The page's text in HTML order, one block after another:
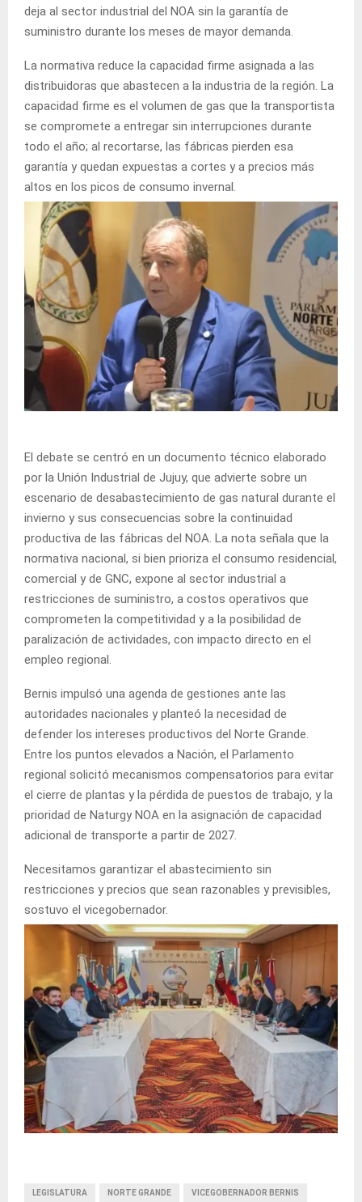
deja al sector industrial del NOA sin la garantía de
suministro durante los meses de mayor demanda.
La normativa reduce la capacidad firme asignada a las
distribuidoras que abastecen a la industria de la región. La
capacidad firme es el volumen de gas que la transportista
se compromete a entregar sin interrupciones durante
todo el año; al recortarse, las fábricas pierden esa
garantía y quedan expuestas a cortes y a precios más
altos en los picos de consumo invernal.
El debate se centró en un documento técnico elaborado
por la Unión Industrial de Jujuy, que advierte sobre un
escenario de desabastecimiento de gas natural durante el
invierno y sus consecuencias sobre la continuidad
productiva de las fábricas del NOA. La nota señala que la
normativa nacional, si bien prioriza el consumo residencial,
comercial y de GNC, expone al sector industrial a
restricciones de suministro, a costos operativos que
comprometen la competitividad y a la posibilidad de
paralización de actividades, con impacto directo en el
empleo regional.
Bernis impulsó una agenda de gestiones ante las
autoridades nacionales y planteó la necesidad de
defender los intereses productivos del Norte Grande.
Entre los puntos elevados a Nación, el Parlamento
regional solicitó mecanismos compensatorios para evitar
el cierre de plantas y la pérdida de puestos de trabajo, y la
prioridad de Naturgy NOA en la asignación de capacidad
adicional de transporte a partir de 2027.
Necesitamos garantizar el abastecimiento sin
restricciones y precios que sean razonables y previsibles,
sostuvo el vicegobernador.
LEGISLATURA NORTE GRANDE VICEGOBERNADOR BERNIS